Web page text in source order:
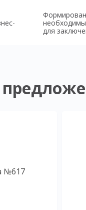
для